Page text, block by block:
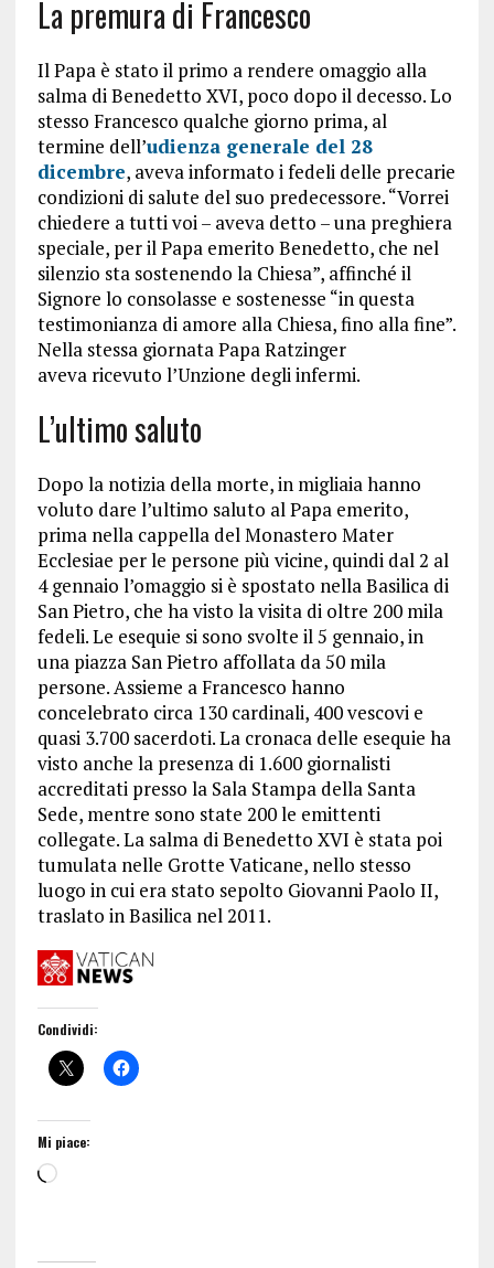
La premura di Francesco
Il Papa è stato il primo a rendere omaggio alla
salma di Benedetto XVI, poco dopo il decesso. Lo
stesso Francesco qualche giorno prima, al
termine dell’udienza generale del 28
dicembre, aveva informato i fedeli delle precarie
condizioni di salute del suo predecessore. “Vorrei
chiedere a tutti voi – aveva detto – una preghiera
speciale, per il Papa emerito Benedetto, che nel
silenzio sta sostenendo la Chiesa”, affinché il
Signore lo consolasse e sostenesse “in questa
testimonianza di amore alla Chiesa, fino alla fine”.
Nella stessa giornata Papa Ratzinger
aveva ricevuto l’Unzione degli infermi.
L’ultimo saluto
Dopo la notizia della morte, in migliaia hanno
voluto dare l’ultimo saluto al Papa emerito,
prima nella cappella del Monastero Mater
Ecclesiae per le persone più vicine, quindi dal 2 al
4 gennaio l’omaggio si è spostato nella Basilica di
San Pietro, che ha visto la visita di oltre 200 mila
fedeli. Le esequie si sono svolte il 5 gennaio, in
una piazza San Pietro affollata da 50 mila
persone. Assieme a Francesco hanno
concelebrato circa 130 cardinali, 400 vescovi e
quasi 3.700 sacerdoti. La cronaca delle esequie ha
visto anche la presenza di 1.600 giornalisti
accreditati presso la Sala Stampa della Santa
Sede, mentre sono state 200 le emittenti
collegate. La salma di Benedetto XVI è stata poi
tumulata nelle Grotte Vaticane, nello stesso
luogo in cui era stato sepolto Giovanni Paolo II,
traslato in Basilica nel 2011.
Condividi:
Mi piace: